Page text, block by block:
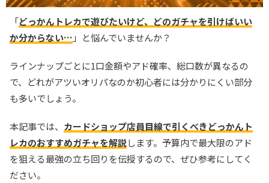
「どっかんトレカで遊びたいけど、どのガチャを引けばいい
か分からない… 」と悩んでいませんか？
ラインナップごとに1口金額やアド確率、総口数が異なるの
で、どれがアツいオリパなのか初心者には分かりにくい部分
も多いでしょう。
本記事では、 カードショップ店員目線で引くべきどっかんト
レカのおすすめガチャを解説します。予算内で最大限のアド
を狙える最強の立ち回りを伝授するので、ぜひ参考にしてく
ださい。